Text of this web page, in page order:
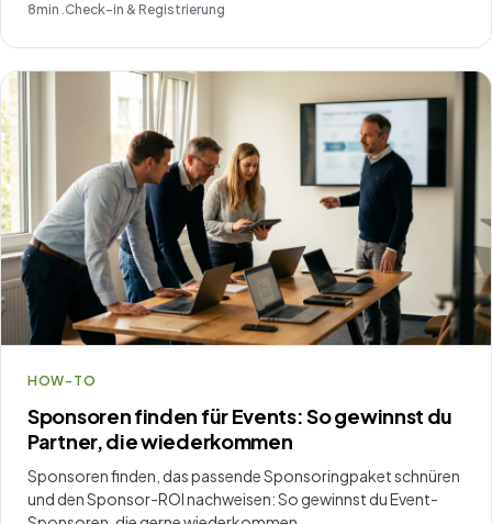
8min .Check-in & Registrierung
HOW-TO
Sponsoren finden für Events: So gewinnst du
Partner, die wiederkommen
Sponsoren finden, das passende Sponsoringpaket schnüren
und den Sponsor-ROI nachweisen: So gewinnst du Event-